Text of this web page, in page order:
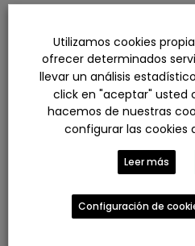
agosto 2026
julio 2026
junio 2026
mayo 2026
abril 2026
marzo 2026
febrero 2026
diciembre 2025
octubre 2025
septiembre 2025
Utilizamos cookies
ofrecer determinados
llevar un análisis
click en "aceptar" usted
hacemos de nuestras
configurar las cookies
Leer más
Configuración de